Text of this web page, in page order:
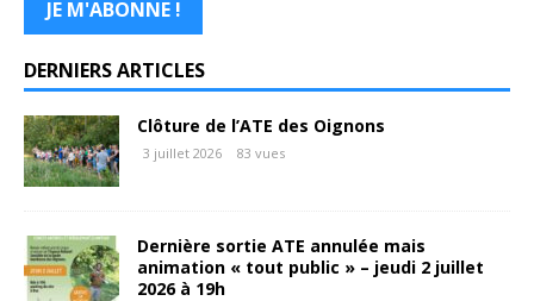
DERNIERS ARTICLES
Clôture de l’ATE des Oignons
3 juillet 2026 83 vues
Dernière sortie ATE annulée mais
animation « tout public » – jeudi 2 juillet
2026 à 19h